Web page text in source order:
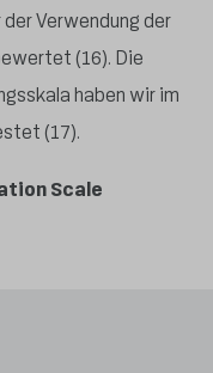
Verwendung der
(16). Die
haben wir im
(17).
Scale